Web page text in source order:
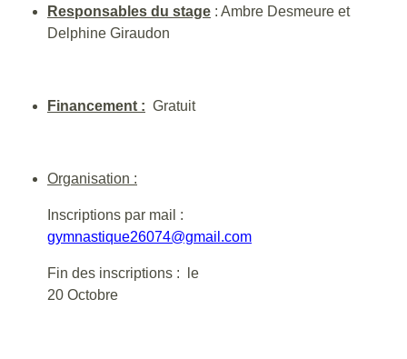
Responsables du stage : Ambre Desmeure et
Delphine Giraudon
Financement : Gratuit
Organisation :
Inscriptions par mail :
gymnastique26074@gmail.com
Fin des inscriptions : le
20 Octobre